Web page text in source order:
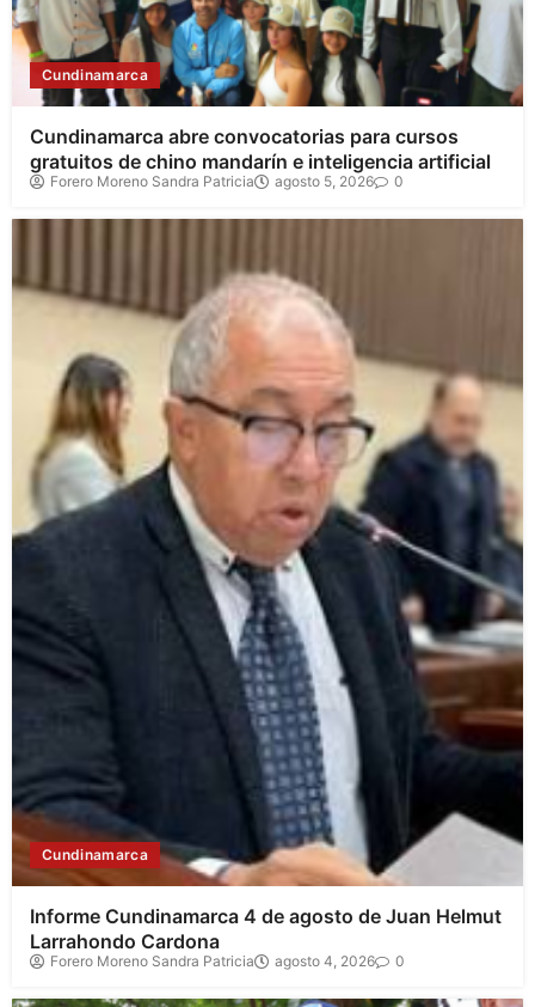
Cundinamarca
Cundinamarca abre convocatorias para cursos
gratuitos de chino mandarín e inteligencia artificial
Forero Moreno Sandra Patricia agosto 5, 2026 0
Cundinamarca
Informe Cundinamarca 4 de agosto de Juan Helmut
Larrahondo Cardona
Forero Moreno Sandra Patricia agosto 4, 2026 0